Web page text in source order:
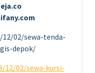
02/sewa-tenda-
depok/
12/02/sewa-kursi-